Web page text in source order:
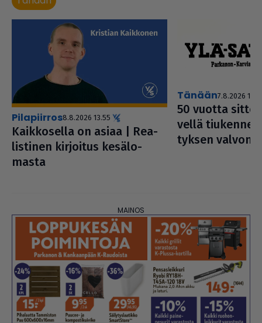
pilapiirros8.8.2026 13.55
Kaik­ko­sella on asiaa | Rea­
lis­ti­nen kirjoitus kesä­lo­
masta
Tänään7.8.2026 1.20
50 vuotta
vellä
tyk­sen